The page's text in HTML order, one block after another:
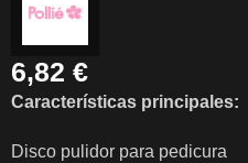
6,82 €
Características principales:
Disco pulidor para pedicura